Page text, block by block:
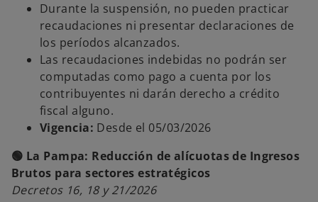
Durante la suspensión, no pueden practicar
recaudaciones ni presentar declaraciones de
los períodos alcanzados.
Las recaudaciones indebidas no podrán ser
computadas como pago a cuenta por los
contribuyentes ni darán derecho a crédito
fiscal alguno.
Vigencia: Desde el 05/03/2026
🟢 La Pampa: Reducción de alícuotas de Ingresos
Brutos para sectores estratégicos
Decretos 16, 18 y 21/2026